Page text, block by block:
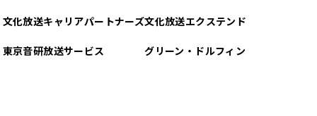
文化放送キャリアパートナーズ
東京音研放送サービス
文化放送エクステンド
グリーン・ドルフィン